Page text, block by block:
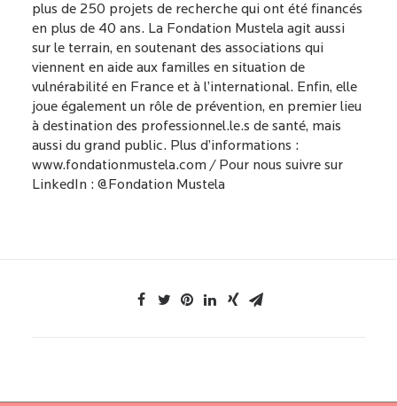
plus de 250 projets de recherche qui ont été financés
en plus de 40 ans. La Fondation Mustela agit aussi
sur le terrain, en soutenant des associations qui
viennent en aide aux familles en situation de
vulnérabilité en France et à l’international. Enfin, elle
joue également un rôle de prévention, en premier lieu
à destination des professionnel.le.s de santé, mais
aussi du grand public. Plus d’informations :
www.fondationmustela.com / Pour nous suivre sur
LinkedIn : @Fondation Mustela